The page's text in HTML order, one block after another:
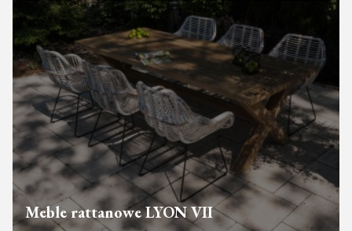
Meble rattanowe LYON VII